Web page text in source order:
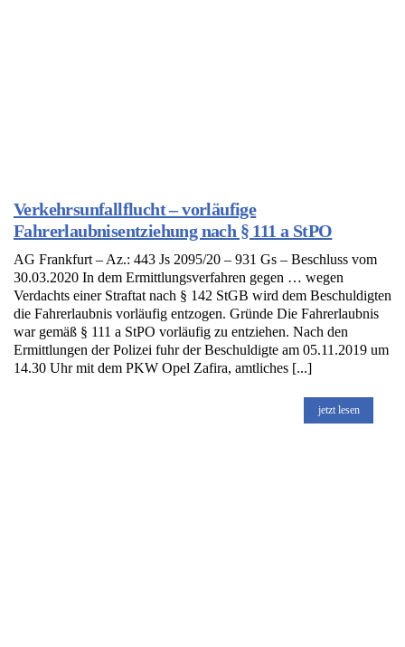
Verkehrsunfallflucht – vorläufige
Fahrerlaubnisentziehung nach § 111 a StPO
AG Frankfurt – Az.: 443 Js 2095/20 – 931 Gs – Beschluss vom
30.03.2020 In dem Ermittlungsverfahren gegen … wegen
Verdachts einer Straftat nach § 142 StGB wird dem Beschuldigten
die Fahrerlaubnis vorläufig entzogen. Gründe Die Fahrerlaubnis
war gemäß § 111 a StPO vorläufig zu entziehen. Nach den
Ermittlungen der Polizei fuhr der Beschuldigte am 05.11.2019 um
14.30 Uhr mit dem PKW Opel Zafira, amtliches [...]
jetzt lesen